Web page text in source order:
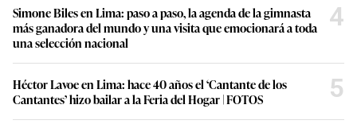
Simone Biles en Lima: paso a paso, la agenda de la gimnasta
más ganadora del mundo y una visita que emocionará a toda
una selección nacional
4
Héctor Lavoe en Lima: hace 40 años el ‘Cantante de los
Cantantes’ hizo bailar a la Feria del Hogar | FOTOS
5